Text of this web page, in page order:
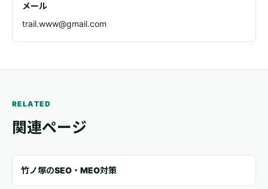
メール
trail.www@gmail.com
RELATED
関連ページ
竹ノ塚のSEO・MEO対策